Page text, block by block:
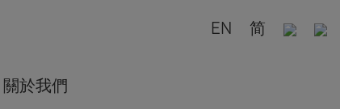
EN 简
關於我們